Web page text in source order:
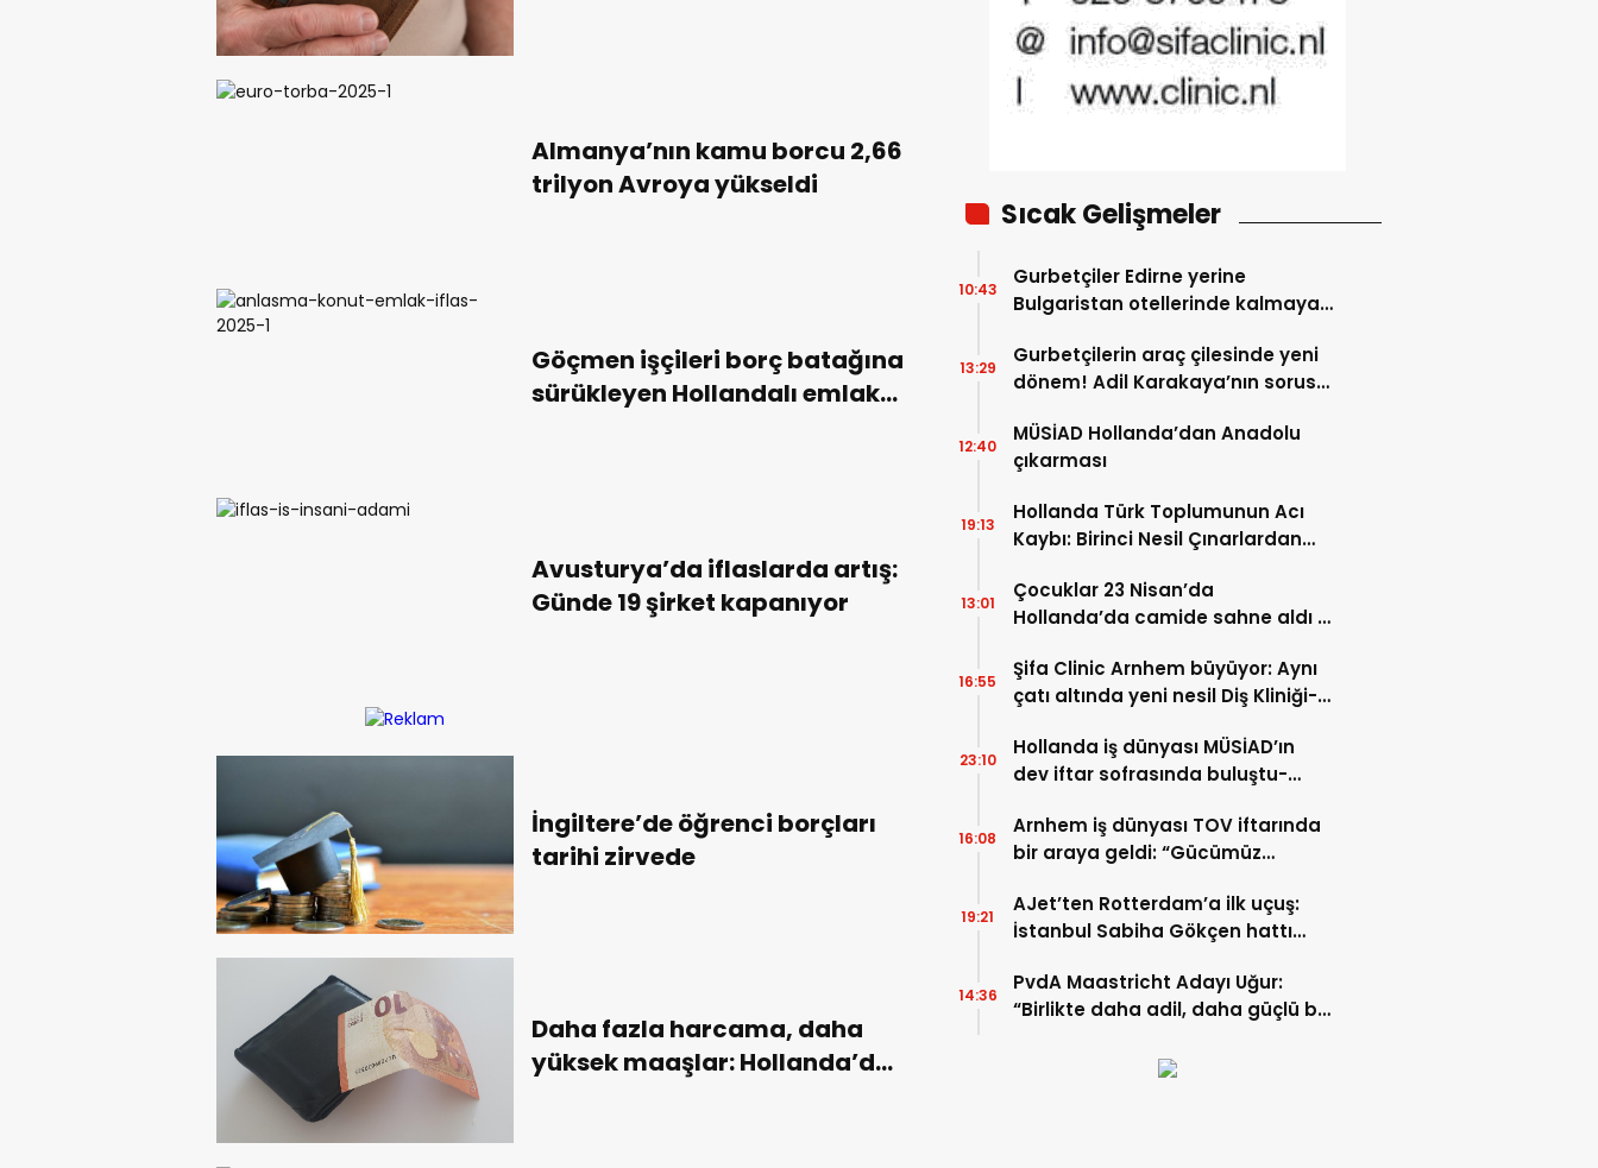
Almanya’nın kamu borcu 2,66
trilyon Avroya yükseldi
Göçmen işçileri borç batağına
sürükleyen Hollandalı emlakçı
Avusturya’da iflaslarda artış:
Günde 19 şirket kapanıyor
İngiltere’de öğrenci borçları
tarihi zirvede
Daha fazla harcama, daha
yüksek maaşlar: Hollanda’da
Sıcak Gelişmeler
Gurbetçiler Edirne yerine
Bulgaristan otellerinde kalmaya
10:43
Gurbetçilerin araç çilesinde yeni
dönem! Adil Karakaya’nın sorusu
13:29
MÜSİAD Hollanda’dan Anadolu
çıkarması
12:40
Hollanda Türk Toplumunun Acı
Kaybı: Birinci Nesil Çınarlardan
19:13
Çocuklar 23 Nisan’da
Hollanda’da camide sahne aldı –
13:01
Şifa Clinic Arnhem büyüyor: Aynı
çatı altında yeni nesil Diş Kliniği-
16:55
Hollanda iş dünyası MÜSİAD’ın
dev iftar sofrasında buluştu-
23:10
Arnhem iş dünyası TOV iftarında
bir araya geldi: “Gücümüz
16:08
AJet’ten Rotterdam’a ilk uçuş:
İstanbul Sabiha Gökçen hattı
19:21
PvdA Maastricht Adayı Uğur:
“Birlikte daha adil, daha güçlü bir
14:36